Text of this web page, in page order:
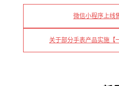
微信小程序上线
关于部分手表产品实施【